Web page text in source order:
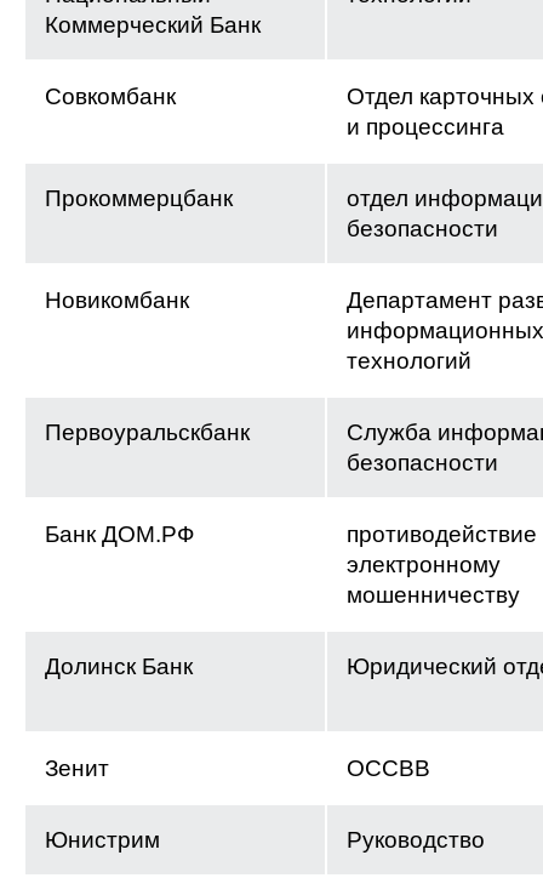
Коммерческий Банк
Совкомбанк
Отдел карточных
и процессинга
Прокоммерцбанк
отдел
безопасности
Новикомбанк
Департамент
информационных
технологий
Первоуральскбанк
Служба
безопасности
Банк ДОМ.РФ
противодействие
электронному
мошенничеству
Долинск Банк Юридический
Зенит ОССВВ
Юнистрим Руководство